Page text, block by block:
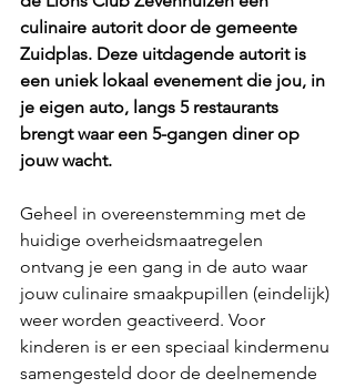
culinaire autorit door de gemeente
Zuidplas. Deze uitdagende autorit is
een uniek lokaal evenement die jou, in
je eigen auto, langs 5 restaurants
brengt waar een 5-gangen diner op
jouw wacht.
Geheel in overeenstemming met de
huidige overheidsmaatregelen
ontvang je een gang in de auto waar
jouw culinaire smaakpupillen (eindelijk)
weer worden geactiveerd. Voor
kinderen is er een speciaal kindermenu
samengesteld door de deelnemende